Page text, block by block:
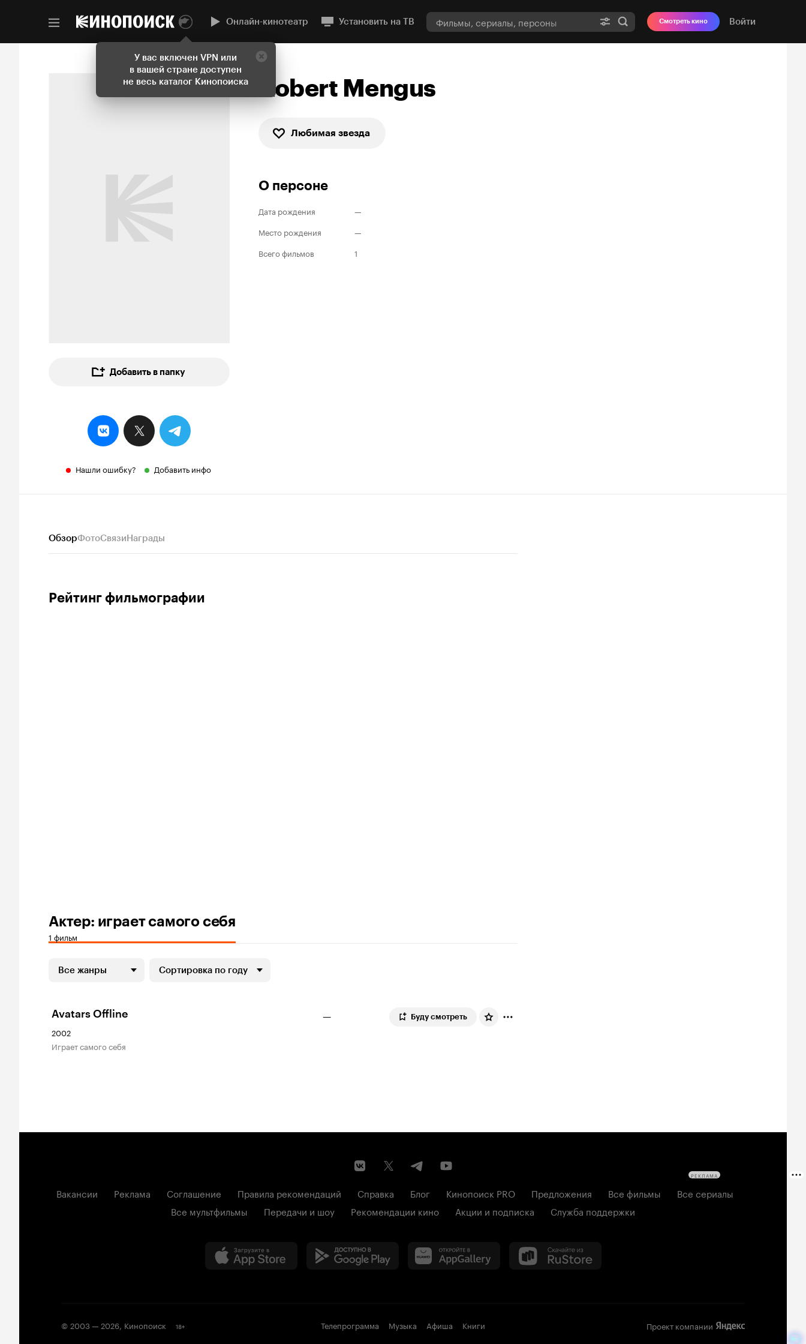
У вас включен VPN или
в вашей стране доступен
не весь каталог Кинопоиска
Онлайн-кинотеатр Установить на ТВ Смотреть кино Войти
Добавить в папку
Нашли ошибку? Добавить инфо
Robert Mengus
Любимая звезда
О персоне
Дата рождения
—
Место рождения
—
Всего фильмов
1
ОбзорФотоСвязиНаграды
Рейтинг фильмографии
Актер: играет самого себя
1 фильм
Все жанры Сортировка по году
Avatars Offline
2002
играет самого себя
— Буду смотреть
Вакансии Реклама Соглашение Правила рекомендаций Справка Блог Кинопоиск PRO Предложения Все фильмы
Все сериалы
Все мультфильмы
Передачи и шоу Рекомендации кино Акции и подписка Служба поддержки
© 2003 —2026, Кинопоиск 18+ Телепрограмма Музыка Афиша Книги Проект компании
РЕКЛАМА